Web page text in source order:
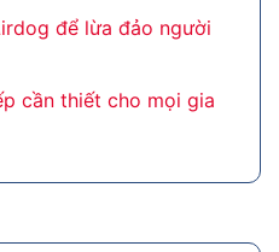
để lừa đảo người
cần thiết cho mọi gia